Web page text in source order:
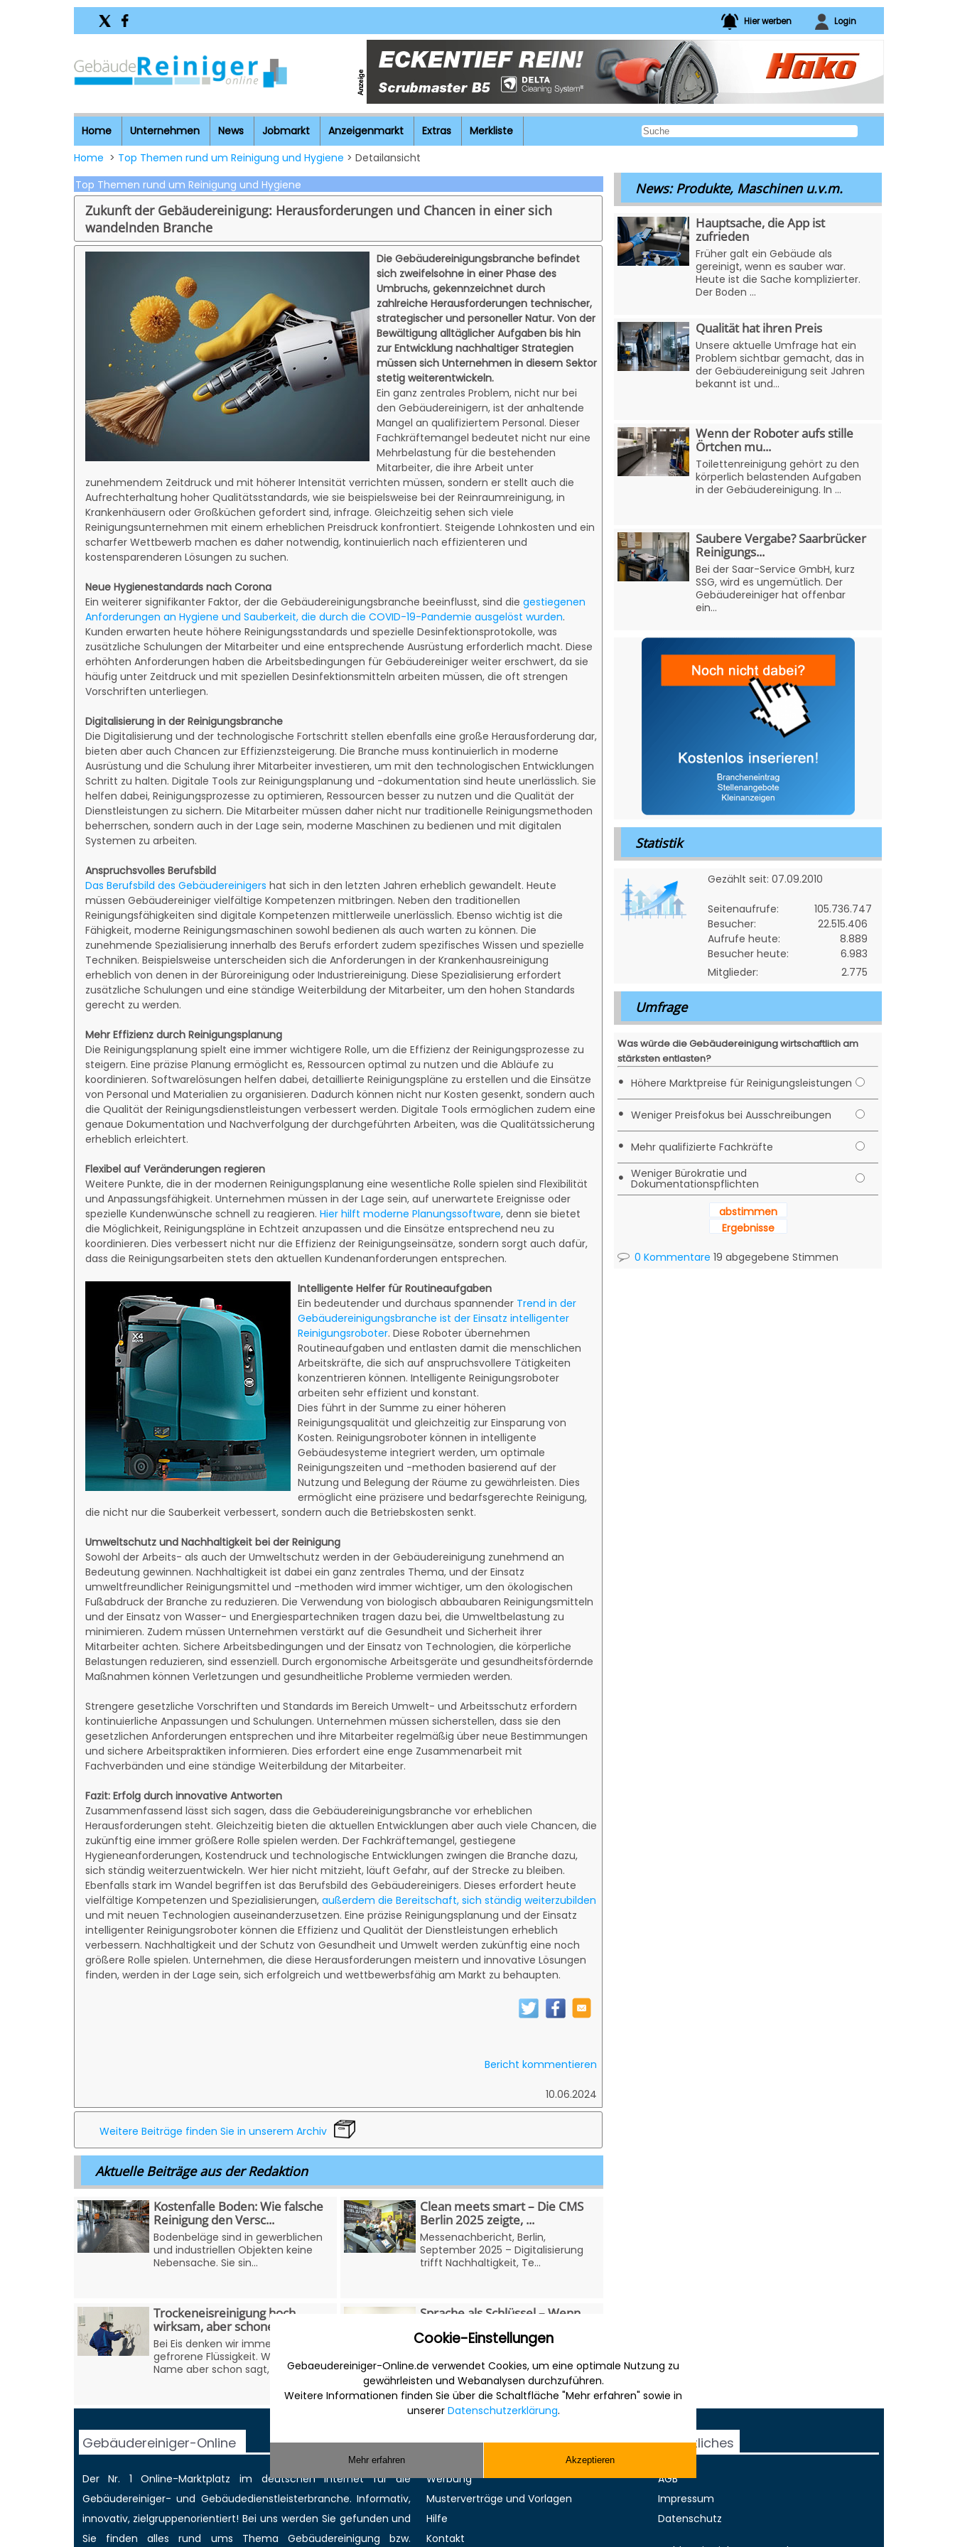
Hier werben Login
Home Unternehmen News Jobmarkt Anzeigenmarkt Extras
Merkliste
Home > Top Themen rund um Reinigung und Hygiene > Detailansicht
Top Themen rund um Reinigung und Hygiene
Zukunft der Gebäudereinigung: Herausforderungen und Chancen in einer sich
wandelnden Branche
Die Gebäudereinigungsbranche befindet
sich zweifelsohne in einer Phase des
Umbruchs, gekennzeichnet durch
zahlreiche Herausforderungen technischer,
strategischer und personeller Natur. Von der
Bewältigung alltäglicher Aufgaben bis hin
zur Entwicklung nachhaltiger Strategien
müssen sich Unternehmen in diesem Sektor
stetig weiterentwickeln.
Ein ganz zentrales Problem, nicht nur bei
den Gebäudereinigern, ist der anhaltende
Mangel an qualifiziertem Personal. Dieser
Fachkräftemangel bedeutet nicht nur eine
Mehrbelastung für die bestehenden
Mitarbeiter, die ihre Arbeit unter
zunehmendem Zeitdruck und mit höherer Intensität verrichten müssen, sondern er stellt auch die
Aufrechterhaltung hoher Qualitätsstandards, wie sie beispielsweise bei der Reinraumreinigung, in
Krankenhäusern oder Großküchen gefordert sind, infrage. Gleichzeitig sehen sich viele
Reinigungsunternehmen mit einem erheblichen Preisdruck konfrontiert. Steigende Lohnkosten und ein
scharfer Wettbewerb machen es daher notwendig, kontinuierlich nach effizienteren und
kostensparenderen Lösungen zu suchen.
Neue Hygienestandards nach Corona
Ein weiterer signifikanter Faktor, der die Gebäudereinigungsbranche beeinflusst, sind die gestiegenen
Anforderungen an Hygiene und Sauberkeit, die durch die COVID-19-Pandemie ausgelöst wurden.
Kunden erwarten heute höhere Reinigungsstandards und spezielle Desinfektionsprotokolle, was
zusätzliche Schulungen der Mitarbeiter und eine entsprechende Ausrüstung erforderlich macht. Diese
erhöhten Anforderungen haben die Arbeitsbedingungen für Gebäudereiniger weiter erschwert, da sie
häufig unter Zeitdruck und mit speziellen Desinfektionsmitteln arbeiten müssen, die oft strengen
Vorschriften unterliegen.
Digitalisierung in der Reinigungsbranche
Die Digitalisierung und der technologische Fortschritt stellen ebenfalls eine große Herausforderung dar,
bieten aber auch Chancen zur Effizienzsteigerung. Die Branche muss kontinuierlich in moderne
Ausrüstung und die Schulung ihrer Mitarbeiter investieren, um mit den technologischen Entwicklungen
Schritt zu halten. Digitale Tools zur Reinigungsplanung und -dokumentation sind heute unerlässlich. Sie
helfen dabei, Reinigungsprozesse zu optimieren, Ressourcen besser zu nutzen und die Qualität der
Dienstleistungen zu sichern. Die Mitarbeiter müssen daher nicht nur traditionelle Reinigungsmethoden
beherrschen, sondern auch in der Lage sein, moderne Maschinen zu bedienen und mit digitalen
Systemen zu arbeiten.
Anspruchsvolles Berufsbild
Das Berufsbild des Gebäudereinigers hat sich in den letzten Jahren erheblich gewandelt. Heute
müssen Gebäudereiniger vielfältige Kompetenzen mitbringen. Neben den traditionellen
Reinigungsfähigkeiten sind digitale Kompetenzen mittlerweile unerlässlich. Ebenso wichtig ist die
Fähigkeit, moderne Reinigungsmaschinen sowohl bedienen als auch warten zu können. Die
zunehmende Spezialisierung innerhalb des Berufs erfordert zudem spezifisches Wissen und spezielle
Techniken. Beispielsweise unterscheiden sich die Anforderungen in der Krankenhausreinigung
erheblich von denen in der Büroreinigung oder Industriereinigung. Diese Spezialisierung erfordert
zusätzliche Schulungen und eine ständige Weiterbildung der Mitarbeiter, um den hohen Standards
gerecht zu werden.
Mehr Effizienz durch Reinigungsplanung
Die Reinigungsplanung spielt eine immer wichtigere Rolle, um die Effizienz der Reinigungsprozesse zu
steigern. Eine präzise Planung ermöglicht es, Ressourcen optimal zu nutzen und die Abläufe zu
koordinieren. Softwarelösungen helfen dabei, detaillierte Reinigungspläne zu erstellen und die Einsätze
von Personal und Materialien zu organisieren. Dadurch können nicht nur Kosten gesenkt, sondern auch
die Qualität der Reinigungsdienstleistungen verbessert werden. Digitale Tools ermöglichen zudem eine
genaue Dokumentation und Nachverfolgung der durchgeführten Arbeiten, was die Qualitätssicherung
erheblich erleichtert.
Flexibel auf Veränderungen regieren
Weitere Punkte, die in der modernen Reinigungsplanung eine wesentliche Rolle spielen sind Flexibilität
und Anpassungsfähigkeit. Unternehmen müssen in der Lage sein, auf unerwartete Ereignisse oder
spezielle Kundenwünsche schnell zu reagieren. Hier hilft moderne Planungssoftware, denn sie bietet
die Möglichkeit, Reinigungspläne in Echtzeit anzupassen und die Einsätze entsprechend neu zu
koordinieren. Dies verbessert nicht nur die Effizienz der Reinigungseinsätze, sondern sorgt auch dafür,
dass die Reinigungsarbeiten stets den aktuellen Kundenanforderungen entsprechen.
Intelligente Helfer für Routineaufgaben
Ein bedeutender und durchaus spannender Trend in der
Gebäudereinigungsbranche ist der Einsatz intelligenter
Reinigungsroboter. Diese Roboter übernehmen
Routineaufgaben und entlasten damit die menschlichen
Arbeitskräfte, die sich auf anspruchsvollere Tätigkeiten
konzentrieren können. Intelligente Reinigungsroboter
arbeiten sehr effizient und konstant.
Dies führt in der Summe zu einer höheren
Reinigungsqualität und gleichzeitig zur Einsparung von
Kosten. Reinigungsroboter können in intelligente
Gebäudesysteme integriert werden, um optimale
Reinigungszeiten und -methoden basierend auf der
Nutzung und Belegung der Räume zu gewährleisten. Dies
ermöglicht eine präzisere und bedarfsgerechte Reinigung,
die nicht nur die Sauberkeit verbessert, sondern auch die Betriebskosten senkt.
Umweltschutz und Nachhaltigkeit bei der Reinigung
Sowohl der Arbeits- als auch der Umweltschutz werden in der Gebäudereinigung zunehmend an
Bedeutung gewinnen. Nachhaltigkeit ist dabei ein ganz zentrales Thema, und der Einsatz
umweltfreundlicher Reinigungsmittel und -methoden wird immer wichtiger, um den ökologischen
Fußabdruck der Branche zu reduzieren. Die Verwendung von biologisch abbaubaren Reinigungsmitteln
und der Einsatz von Wasser- und Energiespartechniken tragen dazu bei, die Umweltbelastung zu
minimieren. Zudem müssen Unternehmen verstärkt auf die Gesundheit und Sicherheit ihrer
Mitarbeiter achten. Sichere Arbeitsbedingungen und der Einsatz von Technologien, die körperliche
Belastungen reduzieren, sind essenziell. Durch ergonomische Arbeitsgeräte und gesundheitsfördernde
Maßnahmen können Verletzungen und gesundheitliche Probleme vermieden werden.
Strengere gesetzliche Vorschriften und Standards im Bereich Umwelt- und Arbeitsschutz erfordern
kontinuierliche Anpassungen und Schulungen. Unternehmen müssen sicherstellen, dass sie den
gesetzlichen Anforderungen entsprechen und ihre Mitarbeiter regelmäßig über neue Bestimmungen
und sichere Arbeitspraktiken informieren. Dies erfordert eine enge Zusammenarbeit mit
Fachverbänden und eine ständige Weiterbildung der Mitarbeiter.
Fazit: Erfolg durch innovative Antworten
Zusammenfassend lässt sich sagen, dass die Gebäudereinigungsbranche vor erheblichen
Herausforderungen steht. Gleichzeitig bieten die aktuellen Entwicklungen aber auch viele Chancen, die
zukünftig eine immer größere Rolle spielen werden. Der Fachkräftemangel, gestiegene
Hygieneanforderungen, Kostendruck und technologische Entwicklungen zwingen die Branche dazu,
sich ständig weiterzuentwickeln. Wer hier nicht mitzieht, läuft Gefahr, auf der Strecke zu bleiben.
Ebenfalls stark im Wandel begriffen ist das Berufsbild des Gebäudereinigers. Dieses erfordert heute
vielfältige Kompetenzen und Spezialisierungen, außerdem die Bereitschaft, sich ständig weiterzubilden
und mit neuen Technologien auseinanderzusetzen. Eine präzise Reinigungsplanung und der Einsatz
intelligenter Reinigungsroboter können die Effizienz und Qualität der Dienstleistungen erheblich
verbessern. Nachhaltigkeit und der Schutz von Gesundheit und Umwelt werden zukünftig eine noch
größere Rolle spielen. Unternehmen, die diese Herausforderungen meistern und innovative Lösungen
finden, werden in der Lage sein, sich erfolgreich und wettbewerbsfähig am Markt zu behaupten.
Bericht kommentieren
10.06.2024
Weitere Beiträge finden Sie in unserem Archiv
Aktuelle Beiträge aus der Redaktion
Kostenfalle Boden: Wie falsche
Reinigung den Versc...
Bodenbeläge sind in gewerblichen
und industriellen Objekten keine
Nebensache. Sie sin...
Clean meets smart – Die CMS
Berlin 2025 zeigte, ...
Messenachbericht, Berlin,
September 2025 – Digitalisierung
trifft Nachhaltigkeit, Te...
Trockeneisreinigung hoch
wirksam, aber schonend
Bei Eis denken wir immer an
gefrorene Flüssigkeit. Wie der
Name aber schon sagt, ist dies b...
Sprache als Schlüssel – Wenn
Warum Verständigung im
Vokabeln braucht – und wie
Betrieb...
News: Produkte, Maschinen u.v.m.
Hauptsache, die App ist
zufrieden
Früher galt ein Gebäude als
gereinigt, wenn es sauber war.
Heute ist die Sache komplizierter.
Der Boden ...
Qualität hat ihren Preis
Unsere aktuelle Umfrage hat ein
Problem sichtbar gemacht, das in
der Gebäudereinigung seit Jahren
bekannt ist und...
Wenn der Roboter aufs stille
Örtchen mu...
Toilettenreinigung gehört zu den
körperlich belastenden Aufgaben
in der Gebäudereinigung. In ...
Saubere Vergabe? Saarbrücker
Reinigungs...
Bei der Saar-Service GmbH, kurz
SSG, wird es ungemütlich. Der
Gebäudereiniger hat offenbar
ein...
Statistik
Gezählt seit: 07.09.2010
Seitenaufrufe:
105.736.747
Besucher:
22.515.406
Aufrufe heute:
8.889
Besucher heute:
6.983
Mitglieder:
2.775
Umfrage
Was würde die Gebäudereinigung wirtschaftlich am
stärksten entlasten?
• Höhere Marktpreise für Reinigungsleistungen
• Weniger Preisfokus bei Ausschreibungen
• Mehr qualifizierte Fachkräfte
• Weniger Bürokratie und
Dokumentationspflichten
abstimmen
Ergebnisse
0 Kommentare 19 abgegebene Stimmen
Gebäudereiniger-Online
Der Nr. 1 Online-Marktplatz im deutschen Internet für die
Gebäudereiniger- und Gebäudedienstleisterbranche. Informativ,
innovativ, zielgruppenorientiert! Bei uns werden Sie gefunden und
Sie finden alles rund ums Thema Gebäudereinigung bzw.
Sonstiges
Werbung
Musterverträge und Vorlagen
Hilfe
Kontakt
Rechtliches
AGB
Impressum
Datenschutz
Cookie-Einstellungen
Gebaeudereiniger-Online.de verwendet Cookies, um eine optimale Nutzung zu
gewährleisten und Webanalysen durchzuführen.
Weitere Informationen finden Sie über die Schaltfläche "Mehr erfahren" sowie in
unserer Datenschutzerklärung.
Mehr erfahren Akzeptieren